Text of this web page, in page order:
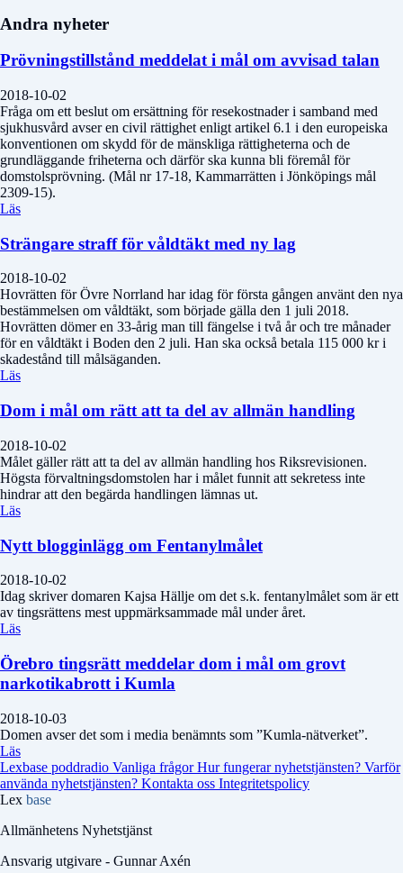
Andra nyheter
Prövningstillstånd meddelat i mål om avvisad talan
2018-10-02
Fråga om ett beslut om ersättning för resekostnader i samband med
sjukhusvård avser en civil rättighet enligt artikel 6.1 i den europeiska
konventionen om skydd för de mänskliga rättigheterna och de
grundläggande friheterna och därför ska kunna bli föremål för
domstolsprövning. (Mål nr 17-18, Kammarrätten i Jönköpings mål
2309-15).
Läs
Strängare straff för våldtäkt med ny lag
2018-10-02
Hovrätten för Övre Norrland har idag för första gången använt den nya
bestämmelsen om våldtäkt, som började gälla den 1 juli 2018.
Hovrätten dömer en 33-årig man till fängelse i två år och tre månader
för en våldtäkt i Boden den 2 juli. Han ska också betala 115 000 kr i
skadestånd till målsäganden.
Läs
Dom i mål om rätt att ta del av allmän handling
2018-10-02
Målet gäller rätt att ta del av allmän handling hos Riksrevisionen.
Högsta förvaltningsdomstolen har i målet funnit att sekretess inte
hindrar att den begärda handlingen lämnas ut.
Läs
Nytt blogginlägg om Fentanylmålet
2018-10-02
Idag skriver domaren Kajsa Hällje om det s.k. fentanylmålet som är ett
av tingsrättens mest uppmärksammade mål under året.
Läs
Örebro tingsrätt meddelar dom i mål om grovt
narkotikabrott i Kumla
2018-10-03
Domen avser det som i media benämnts som ”Kumla-nätverket”.
Läs
Lexbase poddradio Vanliga frågorHur fungerar nyhetstjänsten? Varför
använda nyhetstjänsten? Kontakta oss Integritetspolicy
Lex base
Allmänhetens Nyhetstjänst
Ansvarig utgivare - Gunnar Axén